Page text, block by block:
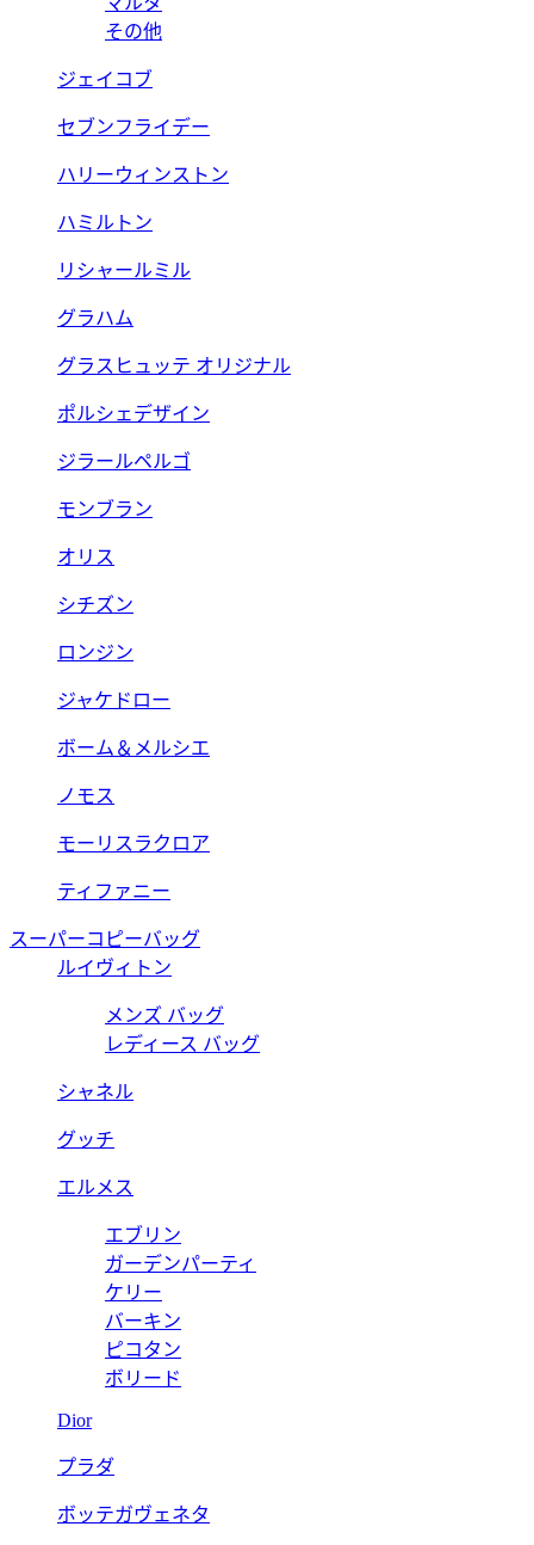
その他
ジェイコブ
セブンフライデー
ハリーウィンストン
ハミルトン
リシャールミル
グラハム
グラスヒュッテ オリジナル
ポルシェデザイン
ジラールペルゴ
モンブラン
オリス
シチズン
ロンジン
ジャケドロー
ボーム＆メルシエ
ノモス
モーリスラクロア
ティファニー
スーパーコピーバッグ
ルイヴィトン
メンズ バッグ
レディース バッグ
シャネル
グッチ
エルメス
エブリン
ガーデンパーティ
ケリー
バーキン
ピコタン
ボリード
Dior
プラダ
ボッテガヴェネタ